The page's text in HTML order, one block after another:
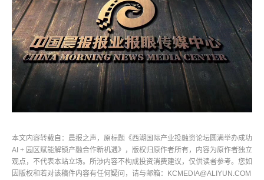
本文内容转载自：晨报之声，原标题《西湖国际产业投融资论坛圆满举办成功
AI + 园区赋能解锁产融合作新机遇》，版权归原作者所有，内容为原作者独立
观点，不代表本站立场。所涉内容不构成投资消费建议，仅供读者参考。您如
因版权和若对该稿件内容有任何疑问，请与邮箱：KCMEDIA@ALIYUN.COM